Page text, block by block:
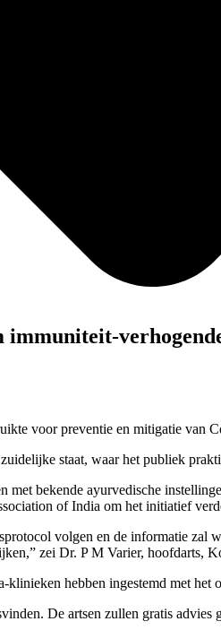
voor preventie en mitigatie van
staat, waar het publiek
bekende ayurvedische
of India om het initiatief
volgen en de informatie
zei Dr. P M Varier, hoofdarts,
hebben ingestemd met het
De artsen zullen gratis